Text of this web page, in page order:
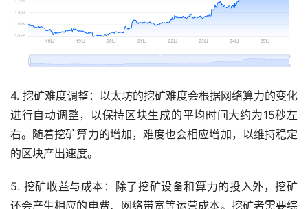
4. 挖矿难度调整：以太坊的挖矿难度会根据网络算力的变化
进行自动调整，以保持区块生成的平均时间大约为15秒左
右。随着挖矿算力的增加，难度也会相应增加，以维持稳定
的区块产出速度。
5. 挖矿收益与成本：除了挖矿设备和算力的投入外，挖矿
还会产生相应的电费、网络带宽等运营成本。挖矿者需要综